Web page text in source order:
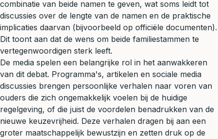
combinatie van beide namen te geven, wat soms leidt tot
discussies over de lengte van de namen en de praktische
implicaties daarvan (bijvoorbeeld op officiële documenten).
Dit toont aan dat de wens om beide familiestammen te
vertegenwoordigen sterk leeft.
De media spelen een belangrijke rol in het aanwakkeren
van dit debat. Programma's, artikelen en sociale media
discussies brengen persoonlijke verhalen naar voren van
ouders die zich ongemakkelijk voelen bij de huidige
regelgeving, of die juist de voordelen benadrukken van de
nieuwe keuzevrijheid. Deze verhalen dragen bij aan een
groter maatschappelijk bewustzijn en zetten druk op de